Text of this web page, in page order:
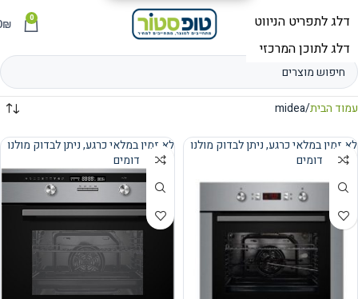
תפריט 0
₪
עמוד הבית midea
נמכר
לא זמין במלאי כרגע, ניתן לבדוק מולנו
מוצרים דומים
נמכר
לא זמין במלאי כרגע, ניתן לבדוק מולנו
מוצרים דומים